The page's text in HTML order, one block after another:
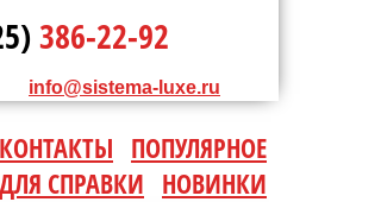
386-22-92
info@sistema-luxe.ru
КОНТАКТЫ ПОПУЛЯРНОЕ
ДЛЯ СПРАВКИ НОВИНКИ